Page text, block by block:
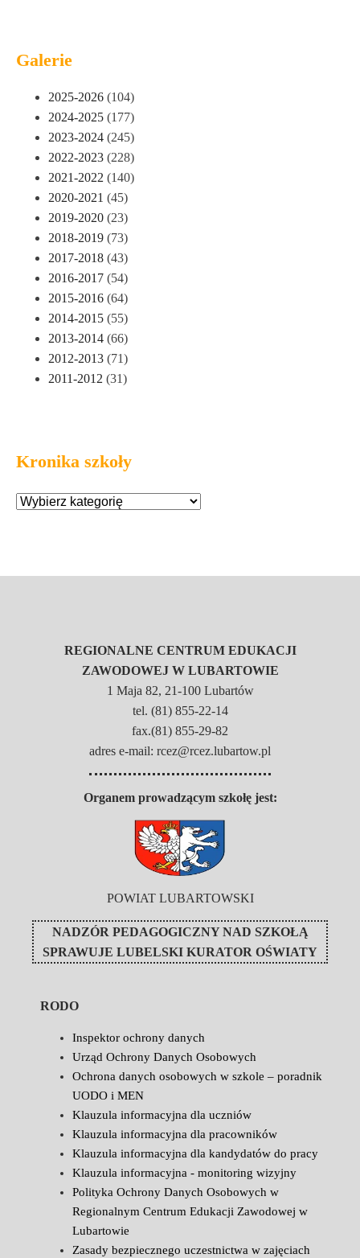
Galerie
2025-2026 (104)
2024-2025 (177)
2023-2024 (245)
2022-2023 (228)
2021-2022 (140)
2020-2021 (45)
2019-2020 (23)
2018-2019 (73)
2017-2018 (43)
2016-2017 (54)
2015-2016 (64)
2014-2015 (55)
2013-2014 (66)
2012-2013 (71)
2011-2012 (31)
Kronika szkoły
REGIONALNE CENTRUM EDUKACJI
ZAWODOWEJ W LUBARTOWIE
1 Maja 82, 21-100 Lubartów
tel. (81) 855-22-14
fax.(81) 855-29-82
adres e-mail: rcez@rcez.lubartow.pl
Organem prowadzącym szkołę jest:
POWIAT LUBARTOWSKI
NADZÓR PEDAGOGICZNY NAD SZKOŁĄ
SPRAWUJE LUBELSKI KURATOR OŚWIATY
RODO
Inspektor ochrony danych
Urząd Ochrony Danych Osobowych
Ochrona danych osobowych w szkole – poradnik
UODO i MEN
Klauzula informacyjna dla uczniów
Klauzula informacyjna dla pracowników
Klauzula informacyjna dla kandydatów do pracy
Klauzula informacyjna - monitoring wizyjny
Polityka Ochrony Danych Osobowych w
Regionalnym Centrum Edukacji Zawodowej w
Lubartowie
Zasady bezpiecznego uczestnictwa w zajęciach